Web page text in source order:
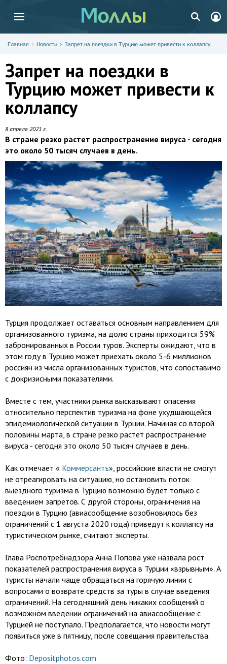
Главная Новости Запрет на поездки в Турцию может привести к коллапсу
Запрет на поездки в
Турцию может привести к
коллапсу
8 апреля 2021 г.
В стране резко растет распространение вируса - сегодня
это около 50 тысяч случаев в день.
Турция продолжает оставаться основным направлением для
организованного туризма, на долю страны приходится 59%
забронированных в России туров. Эксперты ожидают, что в
этом году в Турцию может приехать около 5-6 миллионов
россиян из числа организованных туристов, что сопоставимо
с докризисными показателями.
Вместе с тем, участники рынка высказывают опасения
относительно перспектив туризма на фоне ухудшающейся
эпидемиологической ситуации в Турции. Начиная со второй
половины марта, в стране резко растет распространение
вируса - сегодня это около 50 тысяч случаев в день.
Как отмечает « Коммерсантъ», российские власти не смогут
не отреагировать на ситуацию, но остановить поток
выездного туризма в Турцию возможно будет только с
введением запретов. С другой стороны, ограничения на
поездки в Турцию (авиасообщение возобновилось без
ограничений с 1 августа 2020 года) приведут к коллапсу на
туристическом рынке, считают эксперты.
Глава Роспотребнадзора Анна Попова уже назвала рост
показателей распространения вируса в Турции «взрывным». А
туристы начали чаще обращаться на горячую линии с
вопросами о возврате средств за туры в случае введения
ограничений. На сегодняшний день никаких сообщений о
возможном введении ограничений на авиасообщение с
Турцией не поступало. Предполагается, что новости могут
появиться уже в пятницу, после совещания правительства.
Фото: Depositphotos.com